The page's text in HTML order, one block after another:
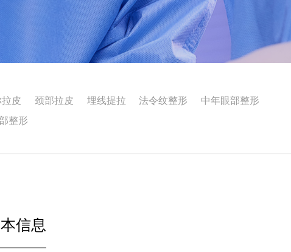
皮 颈部拉皮 埋线提拉 法令纹整形
中年眼部整形
整形
信息